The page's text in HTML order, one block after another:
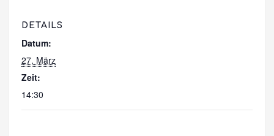
DETAILS
Datum:
27. März
Zeit:
14:30